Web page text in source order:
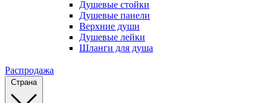
Душевые стойки
Душевые панели
Верхние души
Душевые лейки
Шланги для душа
Распродажа
Страна